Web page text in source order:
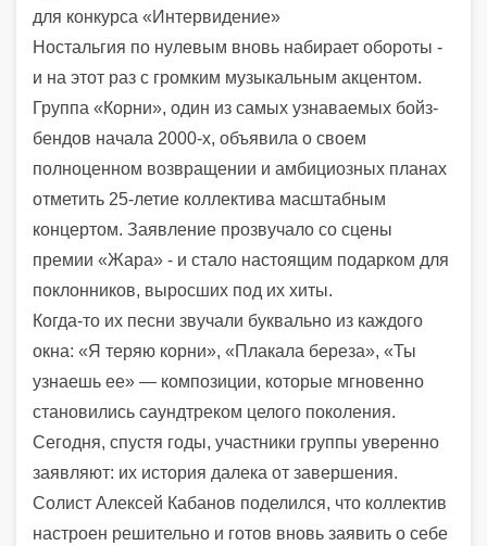
для конкурса «Интервидение»
Ностальгия по нулевым вновь набирает обороты -
и на этот раз с громким музыкальным акцентом.
Группа «Корни», один из самых узнаваемых бойз-
бендов начала 2000-х, объявила о своем
полноценном возвращении и амбициозных планах
отметить 25-летие коллектива масштабным
концертом. Заявление прозвучало со сцены
премии «Жара» - и стало настоящим подарком для
поклонников, выросших под их хиты.
Когда-то их песни звучали буквально из каждого
окна: «Я теряю корни», «Плакала береза», «Ты
узнаешь ее» — композиции, которые мгновенно
становились саундтреком целого поколения.
Сегодня, спустя годы, участники группы уверенно
заявляют: их история далека от завершения.
Солист Алексей Кабанов поделился, что коллектив
настроен решительно и готов вновь заявить о себе